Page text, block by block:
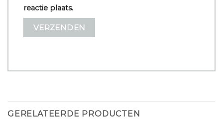
reactie plaats.
GERELATEERDE PRODUCTEN